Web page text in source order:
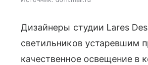
Дизайнеры студии Lares
светильников устаревшим
качественное освещение в